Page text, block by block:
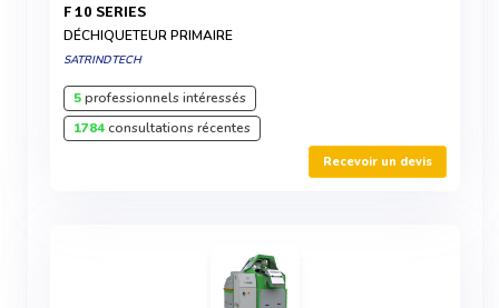
F 10 SERIES
DÉCHIQUETEUR PRIMAIRE
SATRINDTECH
5professionnels intéressés
1784consultations récentes
Recevoir un devis